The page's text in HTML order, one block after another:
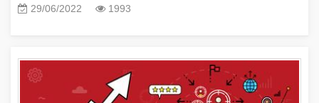
29/06/2022
1993